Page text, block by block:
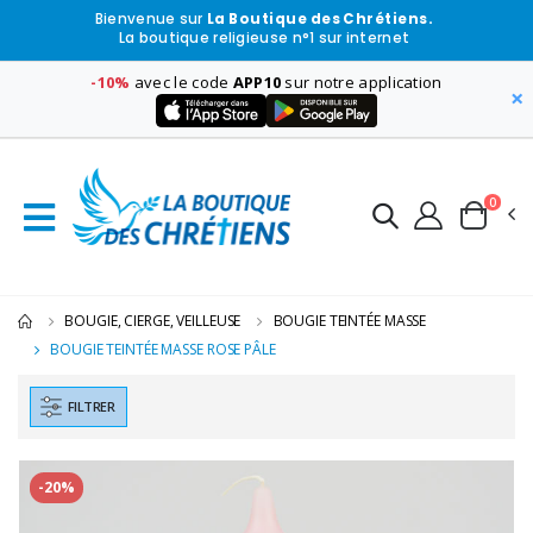
Bienvenue sur La Boutique des Chrétiens.
La boutique religieuse n°1 sur internet
-10% avec le code APP10 sur notre application
×
0
BOUGIE, CIERGE, VEILLEUSE
BOUGIE TEINTÉE MASSE
BOUGIE TEINTÉE MASSE ROSE PÂLE
FILTRER
-20%